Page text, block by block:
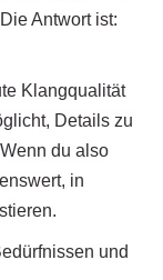
Antwort ist:
Klangqualität
Details zu
du also
in
und